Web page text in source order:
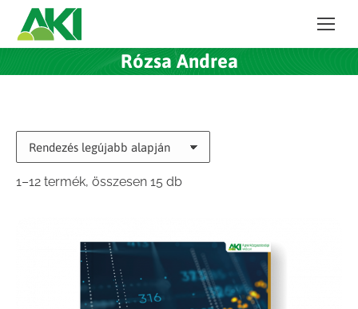
Rózsa Andrea
1–12 termék, összesen 15 dbSorted